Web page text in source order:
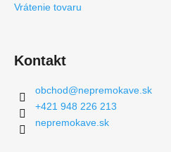
Vrátenie tovaru
Kontakt
obchod@nepremokave.sk
+421 948 226 213
nepremokave.sk